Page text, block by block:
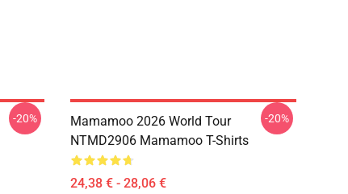
-20%
Mamamoo 2026 World Tour
NTMD2906 Mamamoo T-Shirts
24,38 € - 28,06 €
-20%